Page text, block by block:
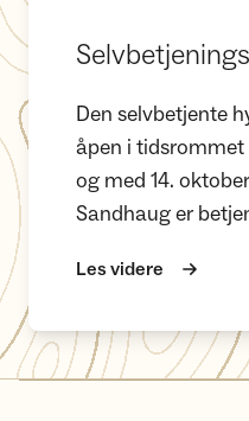
Den selvbetjente
åpen i tidsrommet
og med 14.
Sandhaug er
Les videre